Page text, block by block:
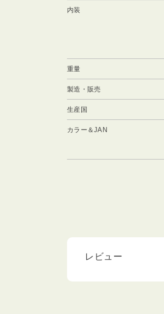
内装
重量
製造・販売
生産国
カラー＆JAN
レビュー